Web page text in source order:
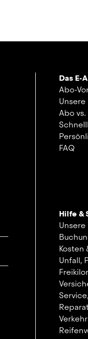
Das E-
Abo-
Abo vs.
FAQ
Hilfe &
Kosten
Unfall,